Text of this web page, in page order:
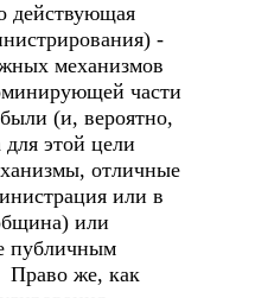
действующая
-
механизмов
части
(и, вероятно,
этой цели
отличные
или в
или
публичным
Право же, как